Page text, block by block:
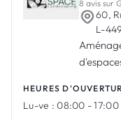
8 avis sur
60,
L-
HEURES
Lu-ve : 08:00 - 17:00